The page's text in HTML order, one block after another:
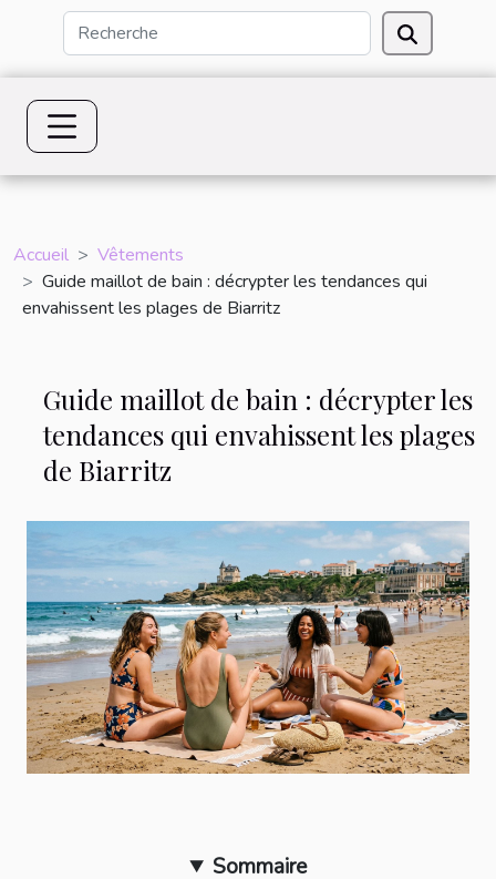
Accueil
Vêtements
Guide maillot de bain : décrypter les tendances qui
envahissent les plages de Biarritz
Guide maillot de bain : décrypter les
tendances qui envahissent les plages
de Biarritz
Sommaire